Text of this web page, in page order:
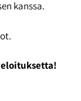
kanssa.